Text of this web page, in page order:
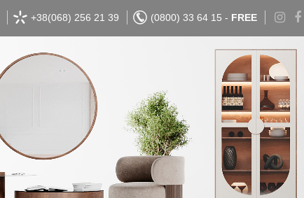
+38(068) 256 21 39 (0800) 33 64 15 - FREE